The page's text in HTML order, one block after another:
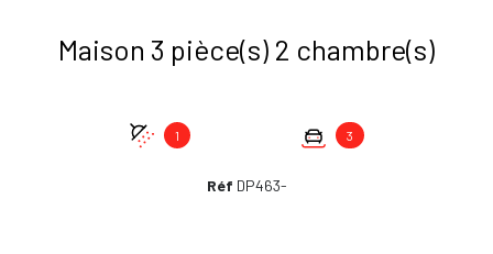
Maison 3 pièce(s) 2 chambre(s)
1 3
Réf DP463-